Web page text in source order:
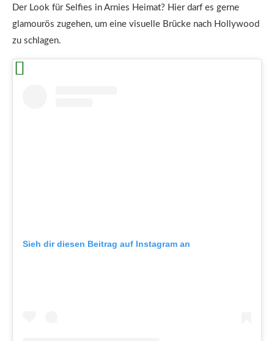
Der Look für Selfies in Arnies Heimat? Hier darf es gerne
glamourös zugehen, um eine visuelle Brücke nach Hollywood
zu schlagen.
Sieh dir diesen Beitrag auf Instagram an